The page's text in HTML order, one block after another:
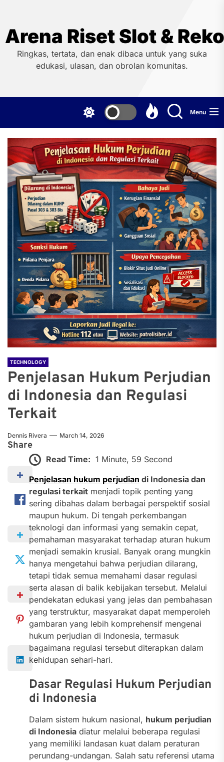
the
content
Arena Riset Slot &
Ringkas, tertata, dan enak dibaca untuk yang suka
edukasi, ulasan, dan obrolan komunitas.
Menu
TECHNOLOGY
Penjelasan Hukum Perjudian
di Indonesia dan Regulasi
Terkait
Dennis Rivera March 14, 2026
Share
Read Time: 1 Minute, 59 Second
Penjelasan hukum perjudian di Indonesia dan
regulasi terkaitmenjadi topik penting yang
sering dibahas dalam berbagai perspektif sosial
maupun hukum. Di tengah perkembangan
teknologi dan informasi yang semakin cepat,
pemahaman masyarakat terhadap aturan hukum
menjadi semakin krusial. Banyak orang mungkin
hanya mengetahui bahwa perjudian dilarang,
tetapi tidak semua memahami dasar regulasi
serta alasan di balik kebijakan tersebut. Melalui
pendekatan edukasi yang jelas dan pembahasan
yang terstruktur, masyarakat dapat memperoleh
gambaran yang lebih komprehensif mengenai
hukum perjudian di Indonesia, termasuk
bagaimana regulasi tersebut diterapkan dalam
kehidupan sehari-hari.
Dasar Regulasi Hukum Perjudian
di Indonesia
Dalam sistem hukum nasional, hukum perjudian
di Indonesiadiatur melalui beberapa regulasi
yang memiliki landasan kuat dalam peraturan
perundang-undangan. Salah satu referensi utama